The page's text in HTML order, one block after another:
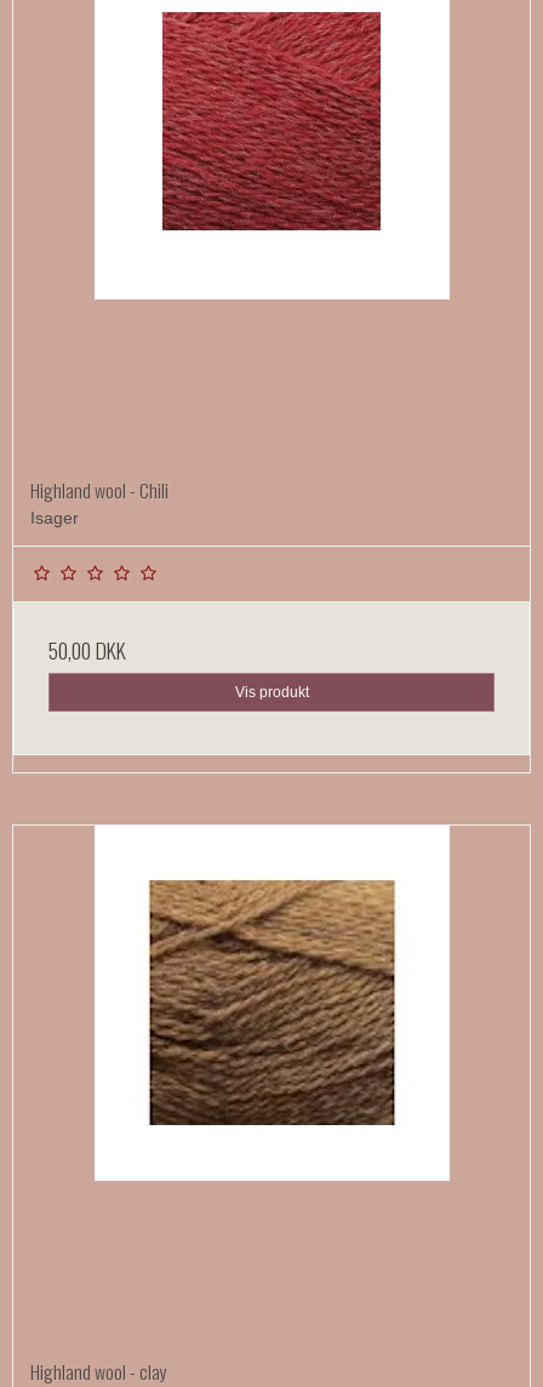
Highland wool - Chili
Isager
50,00 DKK
Vis produkt
Highland wool - clay